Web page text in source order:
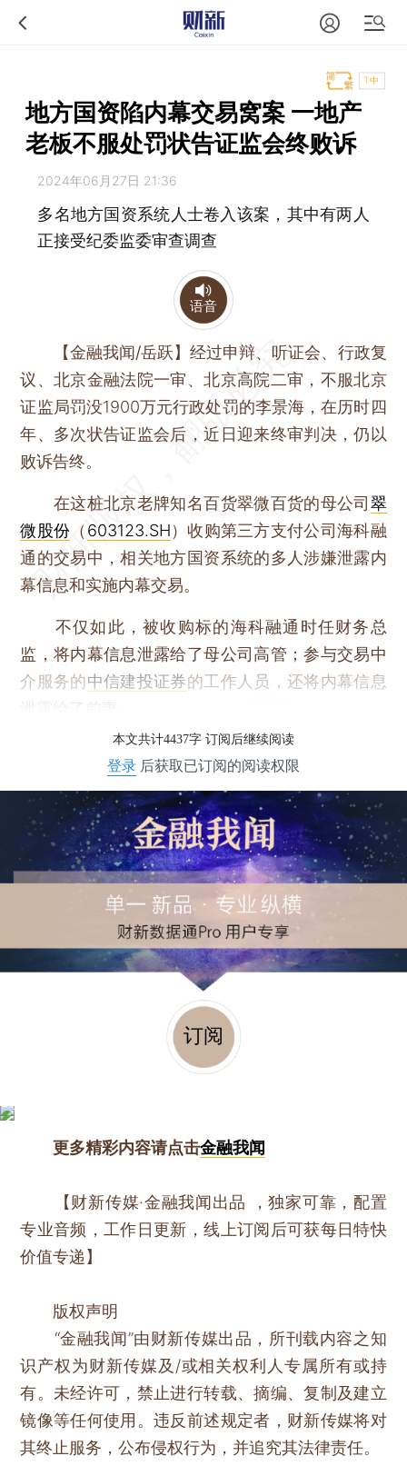
T中
地方国资陷内幕交易窝案 一地产
老板不服处罚状告证监会终败诉
2024年06月27日 21:36
多名地方国资系统人士卷入该案，其中有两人
正接受纪委监委审查调查
语音
【金融我闻/岳跃】经过申辩、听证会、行政复
议、北京金融法院一审、北京高院二审，不服北京
证监局罚没1900万元行政处罚的李景海，在历时四
年、多次状告证监会后，近日迎来终审判决，仍以
败诉告终。
在这桩北京老牌知名百货翠微百货的母公司 翠
微股份 （ 603123.SH）收购第三方支付公司海科融
通的交易中，相关地方国资系统的多人涉嫌泄露内
幕信息和实施内幕交易。
不仅如此，被收购标的海科融通时任财务总
监，将内幕信息泄露给了母公司高管；参与交易中
介服务的中信建投证券的工作人员，还将内幕信息
泄露给了前妻……
本文共计4437字 订阅后继续阅读
登录 后获取已订阅的阅读权限
订阅
更多精彩内容请点击金融我闻
【财新传媒·金融我闻出品 ，独家可靠，配置
专业音频，工作日更新，线上订阅后可获每日特快
价值专递】
版权声明
“金融我闻”由财新传媒出品，所刊载内容之知
识产权为财新传媒及/或相关权利人专属所有或持
有。未经许可，禁止进行转载、摘编、复制及建立
镜像等任何使用。违反前述规定者，财新传媒将对
其终止服务，公布侵权行为，并追究其法律责任。